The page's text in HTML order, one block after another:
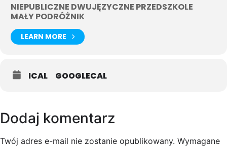
NIEPUBLICZNE DWUJĘZYCZNE PRZEDSZKOLE
MAŁY PODRÓŻNIK
LEARN MORE
ICAL GOOGLECAL
Dodaj komentarz
Twój adres e-mail nie zostanie opublikowany. Wymagane